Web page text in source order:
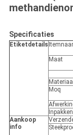
Specificaties
Etiketdetails
Maat
Materiaal
Moq
Inpakken
Aankoop
info